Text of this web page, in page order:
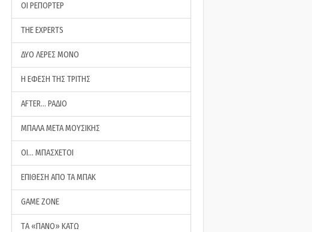
ΟΙ ΡΕΠΟΡΤΕΡ
THE EXPERTS
ΔΥΟ ΛΕΡΕΣ ΜΟΝΟ
Η ΕΦΕΣΗ ΤΗΣ ΤΡΙΤΗΣ
AFTER… ΡΑΔΙΟ
ΜΠΑΛΑ ΜΕΤΑ ΜΟΥΣΙΚΗΣ
ΟΙ… ΜΠΑΣΧΕΤΟΙ
ΕΠΙΘΕΣΗ ΑΠΟ ΤΑ ΜΠΑΚ
GAME ZONE
ΤA «ΠΑΝΟ» ΚΑΤΩ